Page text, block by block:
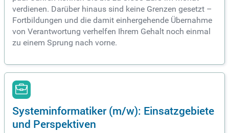
verdienen. Darüber hinaus sind keine Grenzen gesetzt –
Fortbildungen und die damit einhergehende Übernahme
von Verantwortung verhelfen Ihrem Gehalt noch einmal
zu einem Sprung nach vorne.
Systeminformatiker (m/w): Einsatzgebiete
und Perspektiven